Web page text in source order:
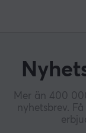
Mer än 400
nyhetsbrev.